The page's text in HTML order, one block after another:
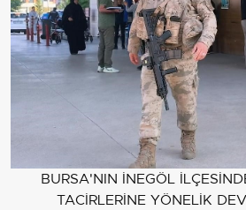
BURSA'NIN İNEGÖL
TACİRLERİNE YÖNELİK